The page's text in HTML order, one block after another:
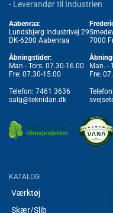
- Leverandør til Industrien
Aabenraa:
Lundsbjerg Industrivej 29
DK-6200 Aabenraa
Åbningstider:
Man - Tors: 07.30-16.00
Fre: 07.30-15.00
Telefon: 7461 3636
salg@teknidan.dk
7000
Man. -
Fre:
Telefon:
KATALOG
Værktøj
Skær/Slib